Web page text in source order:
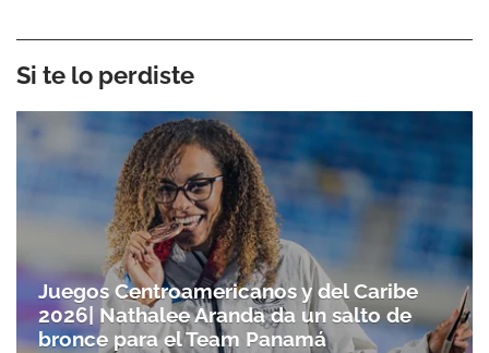
Si te lo perdiste
Juegos Centroamericanos y del Caribe
2026| Nathalee Aranda da un salto de
bronce para el Team Panamá